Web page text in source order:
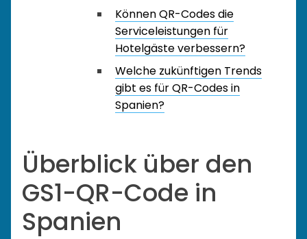
Können QR-Codes die
Serviceleistungen für
Hotelgäste verbessern?
Welche zukünftigen Trends
gibt es für QR-Codes in
Spanien?
Überblick über den
GS1-QR-Code in
Spanien